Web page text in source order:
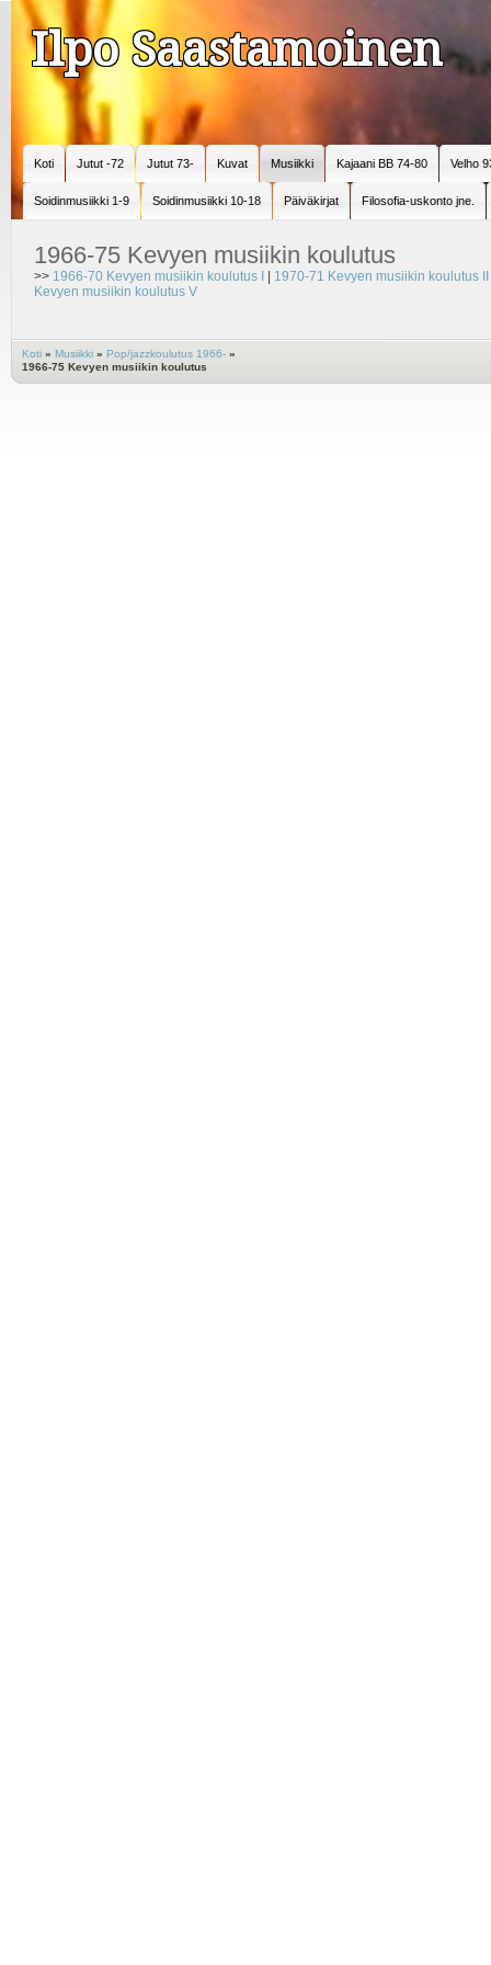
Ilpo Saastamoinen
Koti Jutut -72 Jutut 73- Kuvat Musiikki Kajaani BB 74-80 Velho
Soidinmusiikki 1-9 Soidinmusiikki 10-18 Päiväkirjat Filosofia-uskonto jne.
1966-75 Kevyen musiikin koulutus
>> 1966-70 Kevyen musiikin koulutus I 1970-71 Kevyen musiikin koulutus II
Kevyen musiikin koulutus V
Koti » Musiikki » Pop/jazzkoulutus 1966- »
1966-75 Kevyen musiikin koulutus